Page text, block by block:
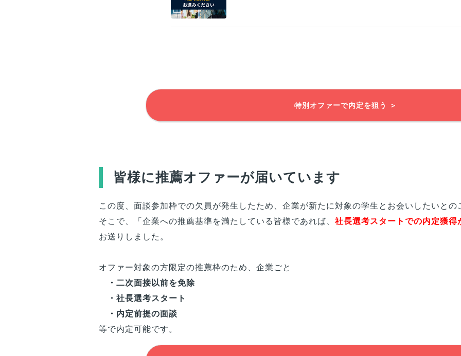
特別オファーで内定を狙う ＞
皆様に推薦オファーが届いています
この度、面談参加枠での欠員が発生したため、企業が新たに対象の学生とお会いしたいとの
そこで、「企業への推薦基準を満たしている 皆様であれば、 社長選考スタートでの内定獲得
お送りしました。
オファー対象の方限定の推薦枠のため、企業ごと
・二次面接以前を免除
・社長選考スタート
・内定前提の面談
等で内定可能です。